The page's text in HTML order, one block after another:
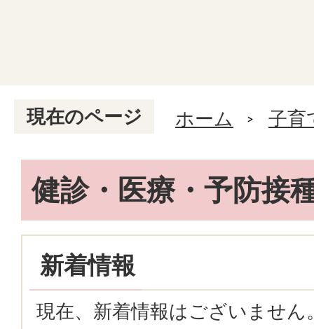
現在のページ ホーム 子育
健診・医療・予防接
新着情報
現在、新着情報はございません